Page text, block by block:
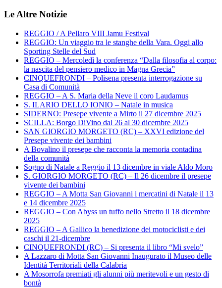
Le Altre Notizie
REGGIO / A Pellaro VIII Jamu Festival
REGGIO: Un viaggio tra le stanghe della Vara. Oggi allo
Sporting Stelle del Sud
REGGIO – Mercoledì la conferenza “Dalla filosofia al corpo:
la nascita del pensiero medico in Magna Grecia”
CINQUEFRONDI – Polisena presenta interrogazione su
Casa di Comunità
REGGIO – A S. Maria della Neve il coro Laudamus
S. ILARIO DELLO IONIO – Natale in musica
SIDERNO: Presepe vivente a Mirto il 27 dicembre 2025
SCILLA: Borgo DiVino dal 26 al 30 dicembre 2025
SAN GIORGIO MORGETO (RC) – XXVI edizione del
Presepe vivente dei bambini
A Bovalino il presepe che racconta la memoria contadina
della comunità
Sogno di Natale a Reggio il 13 dicembre in viale Aldo Moro
S. GIORGIO MORGETO (RC) – Il 26 dicembre il presepe
vivente dei bambini
REGGIO – A Motta San Giovanni i mercatini di Natale il 13
e 14 dicembre 2025
REGGIO – Con Abyss un tuffo nello Stretto il 18 dicembre
2025
REGGIO – A Gallico la benedizione dei motociclisti e dei
caschi il 21-dicembre
CINQUEFRONDI (RC) – Si presenta il libro “Mi svelo”
A Lazzaro di Motta San Giovanni Inaugurato il Museo delle
Identità Territoriali della Calabria
A Mosorrofa premiati gli alunni più meritevoli e un gesto di
bontà